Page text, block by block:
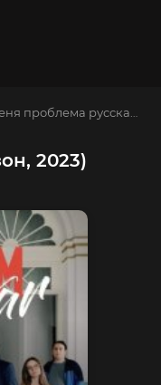
проблема русская озвучка смотреть полностью онлайн!
2023)